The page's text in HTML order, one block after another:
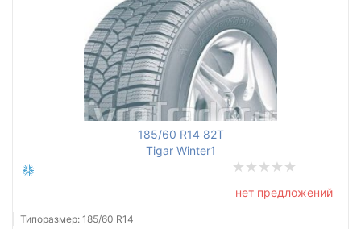
185/60 R14 82T
Tigar Winter1
нет предложений
Типоразмер: 185/60 R14
Тип транспортного средства